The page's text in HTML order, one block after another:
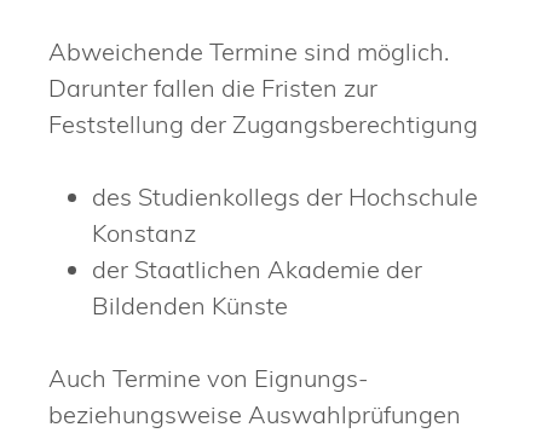
Abweichende Termine sind möglich.
Darunter fallen die Fristen zur
Feststellung der Zugangsberechtigung
des Studienkollegs der Hochschule
Konstanz
der Staatlichen Akademie der
Bildenden Künste
Auch Termine von Eignungs-
beziehungsweise Auswahlprüfungen